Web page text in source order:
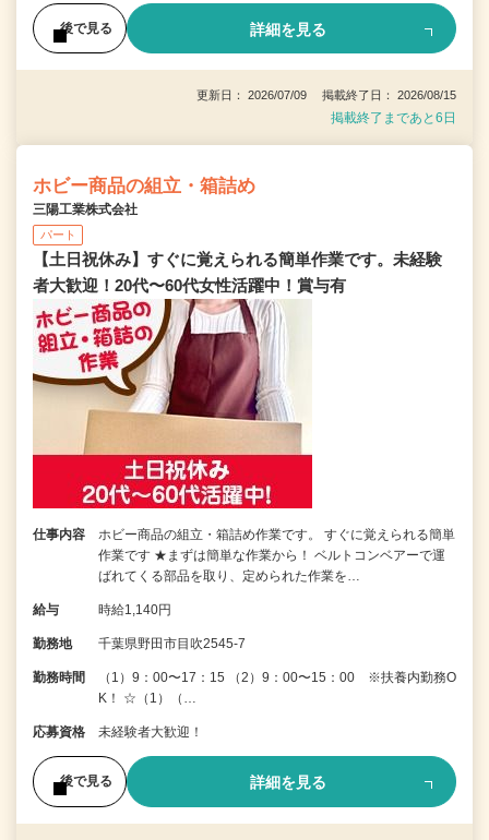
後で見る 詳細を見る
更新日： 2026/07/09 掲載終了日： 2026/08/15
掲載終了まであと6日
ホビー商品の組立・箱詰め
三陽工業株式会社
パート
【土日祝休み】すぐに覚えられる簡単作業です。未経験
者大歓迎！20代〜60代女性活躍中！賞与有
仕事内容
ホビー商品の組立・箱詰め作業です。 すぐに覚えられる簡単
作業です ★まずは簡単な作業から！ ベルトコンベアーで運
ばれてくる部品を取り、定められた作業を…
給与 時給1,140円
勤務地 千葉県野田市目吹2545-7
勤務時間
（1）9：00〜17：15 （2）9：00〜15：00 ※扶養内勤務O
K！ ☆（1）（…
応募資格 未経験者大歓迎！
後で見る 詳細を見る